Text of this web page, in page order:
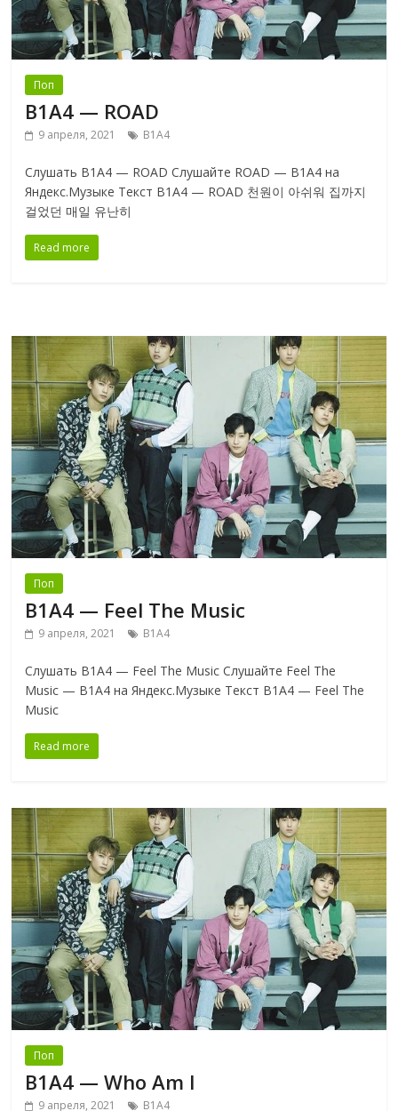
Поп
B1A4 — ROAD
9 апреля, 2021 B1A4
Слушать B1A4 — ROAD Слушайте ROAD — B1A4 на
Яндекс.Музыке Текст B1A4 — ROAD 천원이 아쉬워 집까지
걸었던 매일 유난히
Read more
Поп
B1A4 — Feel The Music
9 апреля, 2021 B1A4
Слушать B1A4 — Feel The Music Слушайте Feel The
Music — B1A4 на Яндекс.Музыке Текст B1A4 — Feel The
Music
Read more
Поп
B1A4 — Who Am I
9 апреля, 2021 B1A4